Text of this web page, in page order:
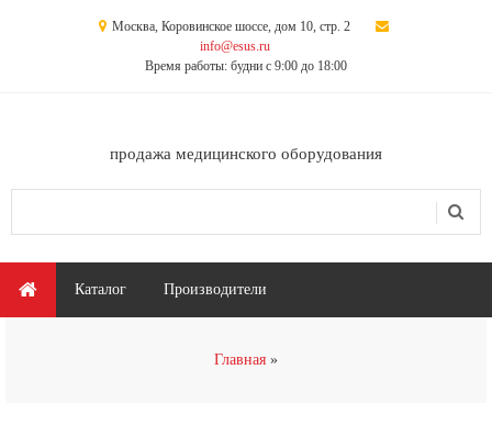
Москва, Коровинское шоссе, дом 10, стр. 2
info@esus.ru
Время работы: будни с 9:00 до 18:00
продажа медицинского оборудования
Главное меню
Каталог Производители
Главная